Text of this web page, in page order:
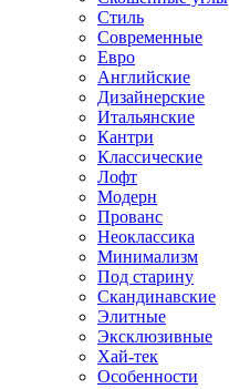
Стиль
Современные
Евро
Английские
Дизайнерские
Итальянские
Кантри
Классические
Лофт
Модерн
Прованс
Неоклассика
Минимализм
Под старину
Скандинавские
Элитные
Эксклюзивные
Хай-тек
Особенности